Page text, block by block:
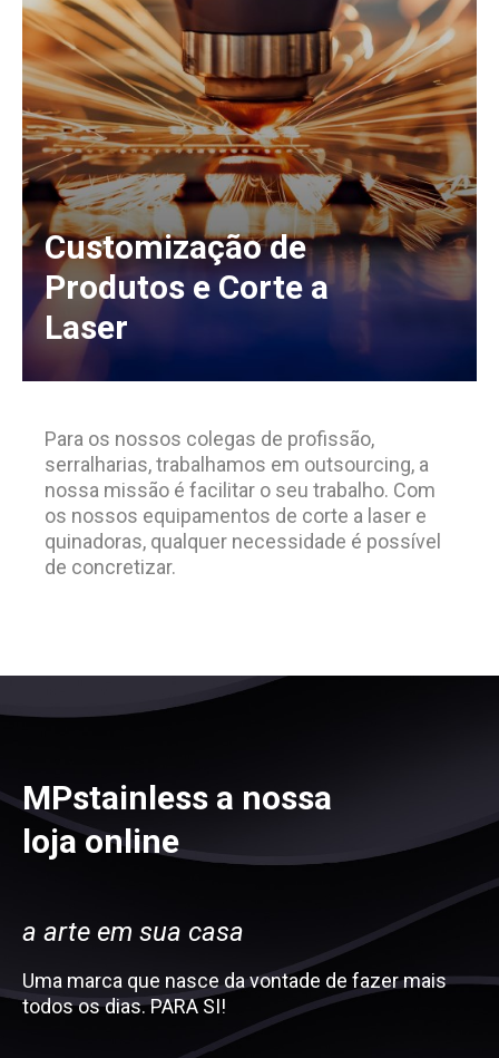
Customização de
Produtos e Corte a
Laser
Para os nossos colegas de profissão,
serralharias, trabalhamos em outsourcing, a
nossa missão é facilitar o seu trabalho. Com
os nossos equipamentos de corte a laser e
quinadoras, qualquer necessidade é possível
de concretizar.
MPstainless a nossa
loja online
a arte em sua casa
Uma marca que nasce da vontade de fazer mais
todos os dias. PARA SI!